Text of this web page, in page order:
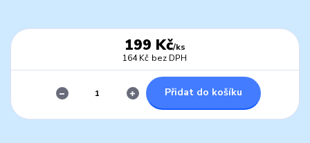
199 Kč/ks
164 Kč bez DPH
Přidat do košíku